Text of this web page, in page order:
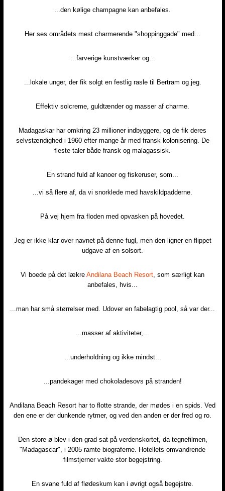
...den kølige champagne kan anbefales.​
Her ses områdets mest charmerende "shoppinggade" med...​
...farverige kunstværker og...​
...lokale unger, der fik solgt en festlig rasle til Bertram og jeg.​
Effektiv solcreme, guldtænder og masser af charme.​​
Madagaskar har omkring 23 millioner indbyggere, og de fik deres
selvstændighed i 1960 efter mange år med fransk kolonisering. De
fleste taler både fransk og malagassisk.​
En strand fuld af kanoer og fiskeruser, som...​
...vi så flere af, da vi snorklede med havskildpadderne.
På vej hjem fra floden med opvasken på hovedet.​​
Jeg er ikke klar over navnet på denne fugl, men den ligner en flippet
udgave af en solsort.​
Vi boede på det lækre Andilana Beach Resort, som særligt kan
anbefales, hvis...​
...man har små størrelser med. Udover en fabelagtig pool, så var der...​
...masser af aktiviteter,...​
...underholdning og ikke mindst...​
...pandekager med chokoladesovs på stranden!​
Andilana Beach Resort har to flotte strande, der mødes i en spids. Ved
den ene er der dunkende rytmer, og ved den anden er der fred og ro.​
Den store ø blev i den grad sat på verdenskortet, da tegnefilmen,
"Madagascar", i 2005 ramte biograferne. Hotellets omvandrende
filmstjerner vakte stor begejstring.​
En svane fuld af flødeskum kan i øvrigt også begejstre.​